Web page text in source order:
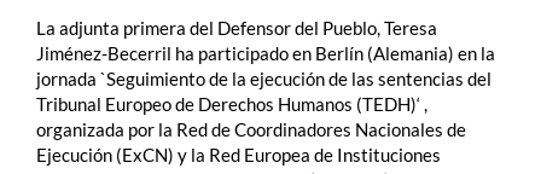
La adjunta primera del Defensor del Pueblo, Teresa
Jiménez-Becerril ha participado en Berlín (Alemania) en la
jornada `Seguimiento de la ejecución de las sentencias del
Tribunal Europeo de Derechos Humanos (TEDH)‘ ,
organizada por la Red de Coordinadores Nacionales de
Ejecución (ExCN) y la Red Europea de Instituciones